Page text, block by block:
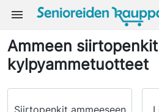
menu
Ammeen
kylpyammetuotteet
Siirtopenkit ammeeseen